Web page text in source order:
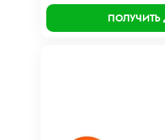
ПОЛУЧИТЬ